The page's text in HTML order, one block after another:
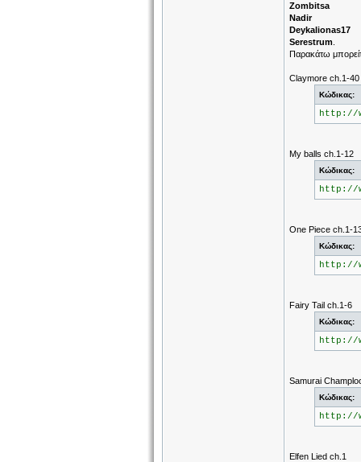
Zombitsa
Nadir
Deykalionas17
Serestrum
Παρακάτω
Claymore ch.1-40
Κώδικας:
http://
Μy balls ch.1-12
Κώδικας:
http://
Οne Piece ch.1-
Κώδικας:
http://
Fairy Tail ch.1-6
Κώδικας:
http://
Samurai
Κώδικας:
http://
Elfen Lied ch.1